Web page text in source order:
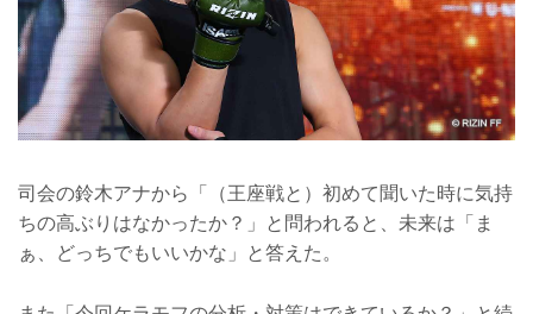
司会の鈴木アナから「（王座戦と）初めて聞いた時に気持
ちの高ぶりはなかったか？」と問われると、未来は「ま
ぁ、どっちでもいいかな」と答えた。